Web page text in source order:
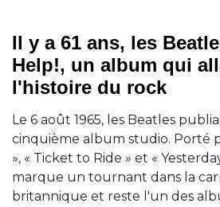
Il y a 61 ans, les
Help!, un album qui
l'histoire du rock
Le 6 août 1965, les Beatles
cinquième album studio. Porté
», « Ticket to Ride » et «
marque un tournant dans la
britannique et reste l'un des